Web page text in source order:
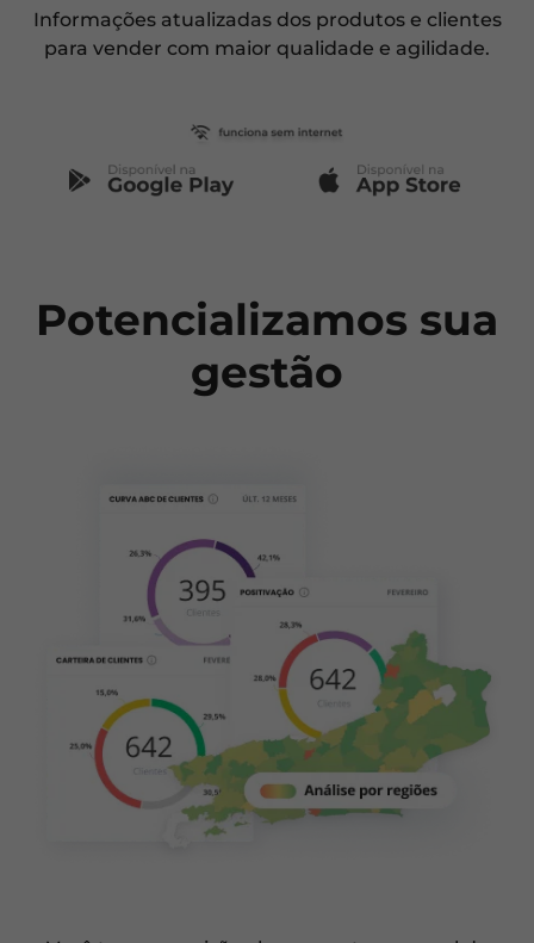
Informações atualizadas dos produtos e clientes
para vender com maior qualidade e agilidade.
Potencializamos sua
gestão